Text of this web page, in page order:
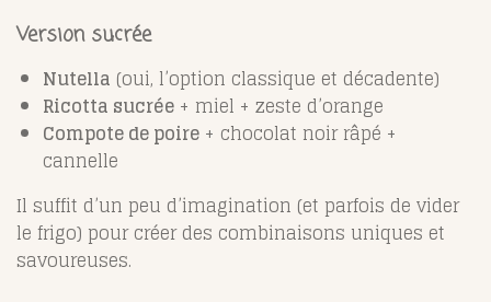
Version sucrée
Nutella (oui, l’option classique et décadente)
Ricotta sucrée + miel + zeste d’orange
Compote de poire + chocolat noir râpé +
cannelle
Il suffit d’un peu d’imagination (et parfois de vider
le frigo) pour créer des combinaisons uniques et
savoureuses.